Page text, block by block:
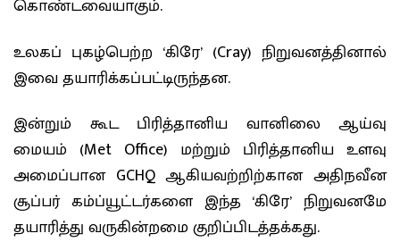
கொண்டவையாகும்.
உலகப் புகழ்பெற்ற ‘கிரே’ (Cray) நிறுவனத்தினால்
இவை தயாரிக்கப்பட்டிருந்தன.
இன்றும் கூட பிரித்தானிய வானிலை ஆய்வு
மையம் (Met Office) மற்றும் பிரித்தானிய உளவு
அமைப்பான GCHQ ஆகியவற்றிற்கான அதிநவீன
சூப்பர் கம்ப்யூட்டர்களை இந்த ‘கிரே’ நிறுவனமே
தயாரித்து வருகின்றமை குறிப்பிடத்தக்கது.